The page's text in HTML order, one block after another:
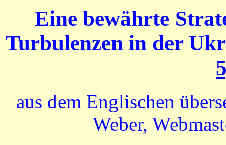
Eine bewährte
Turbulenzen in der
aus dem Englischen
Weber,